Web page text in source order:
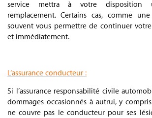
service mettra à votre disposition
remplacement. Certains cas, comme
souvent vous permettre de continuer
et immédiatement.
L’assurance conducteur :
Si l’assurance responsabilité civile
dommages occasionnés à autrui, y
ne couvre pas le conducteur pour ses